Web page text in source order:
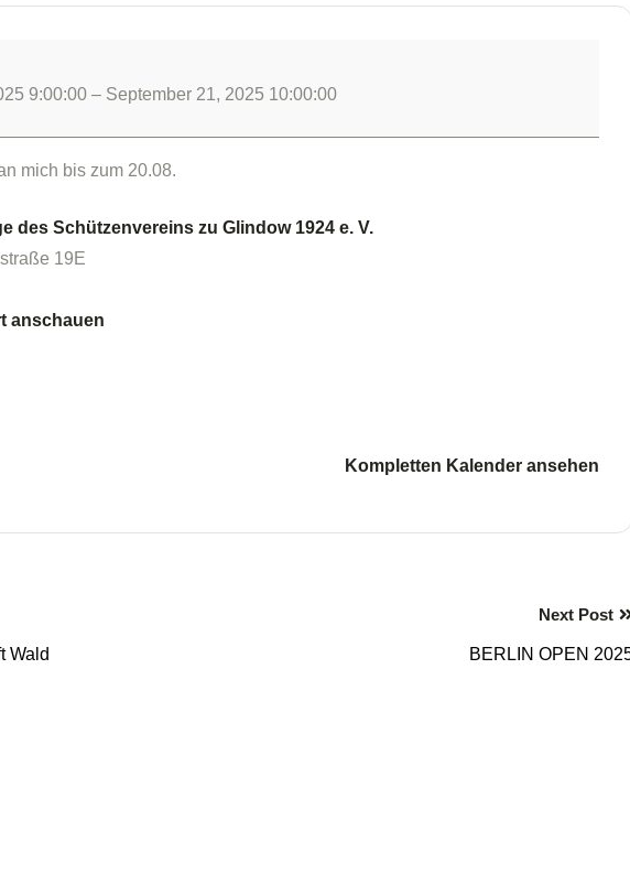
9:00:00 – September 21, 2025 10:00:00
mich bis zum 20.08.
des Schützenvereins zu Glindow 1924 e. V.
19E
anschauen
Kompletten Kalender ansehen
Wald
Next Post
BERLIN OPEN